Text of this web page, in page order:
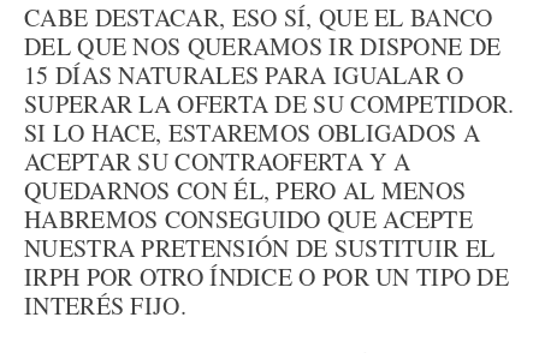
CABE DESTACAR, ESO SÍ, QUE EL BANCO
DEL QUE NOS QUERAMOS IR DISPONE DE
15 DÍAS NATURALES PARA IGUALAR O
SUPERAR LA OFERTA DE SU COMPETIDOR.
SI LO HACE, ESTAREMOS OBLIGADOS A
ACEPTAR SU CONTRAOFERTA Y A
QUEDARNOS CON ÉL, PERO AL MENOS
HABREMOS CONSEGUIDO QUE ACEPTE
NUESTRA PRETENSIÓN DE SUSTITUIR EL
IRPH POR OTRO ÍNDICE O POR UN TIPO DE
INTERÉS FIJO.